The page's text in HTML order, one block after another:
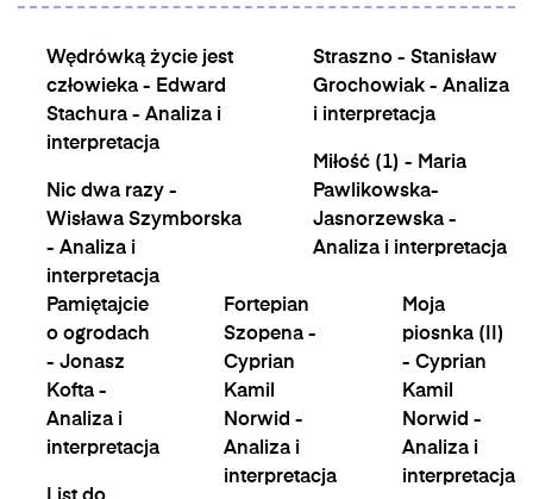
Wędrówką życie jest
człowieka - Edward
Stachura - Analiza i
interpretacja
Nic dwa razy -
Wisława Szymborska
- Analiza i
interpretacja
Straszno - Stanisław
Grochowiak - Analiza
i interpretacja
Miłość (1) - Maria
Pawlikowska-
Jasnorzewska -
Analiza i interpretacja
Pamiętajcie
o ogrodach
- Jonasz
Kofta -
Analiza i
interpretacja
Fortepian
Szopena -
Cyprian
Kamil
Norwid -
Analiza i
interpretacja
Moja
piosnka (II)
- Cyprian
Kamil
Norwid -
Analiza i
interpretacja